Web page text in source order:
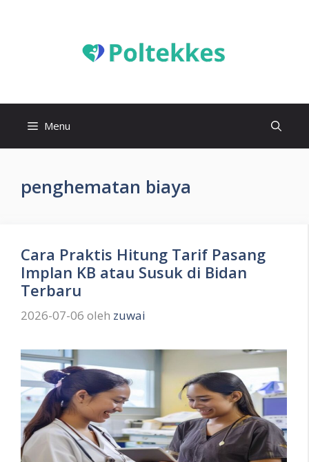
Menu
penghematan biaya
Cara Praktis Hitung Tarif Pasang
Implan KB atau Susuk di Bidan
Terbaru
2026-07-06 oleh zuwai